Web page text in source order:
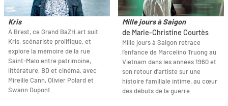
Kris
À Brest, ce Grand BaZH.art suit
Kris, scénariste prolifique, et
explore la mémoire de la rue
Saint-Malo entre patrimoine,
littérature, BD et cinéma, avec
Mireille Cann, Olivier Polard et
Swann Dupont.
Mille jours à Saigon
de Marie-Christine Courtès
Mille jours à Saigon retrace
l’enfance de Marcelino Truong au
Vietnam dans les années 1960 et
son retour d’artiste sur une
histoire familiale intime, au cœur
des débuts de la guerre.